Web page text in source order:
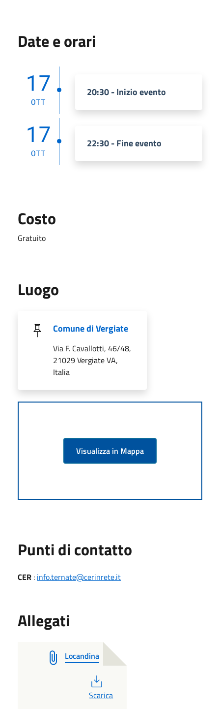
Date e orari
17
OTT
20:30 - Inizio evento
17
OTT
22:30 - Fine evento
Costo
Gratuito
Luogo
Comune di Vergiate
Via F. Cavallotti, 46/48,
21029 Vergiate VA,
Italia
Visualizza in Mappa
Punti di contatto
CER : info.ternate@cerinrete.it
Allegati
Locandina
PDF
Scarica